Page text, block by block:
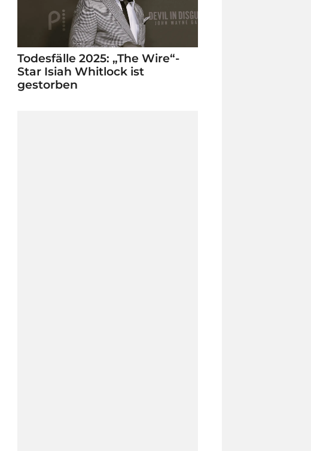
Todesfälle 2025: „The Wire“-
Star Isiah Whitlock ist
gestorben